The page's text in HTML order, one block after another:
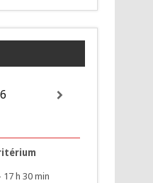
17 h 30 min